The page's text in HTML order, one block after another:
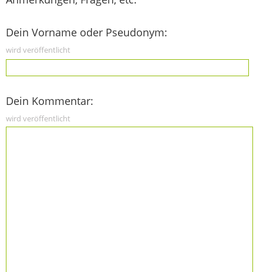
Dein Vorname oder Pseudonym:
wird veröffentlicht
Dein Kommentar:
wird veröffentlicht